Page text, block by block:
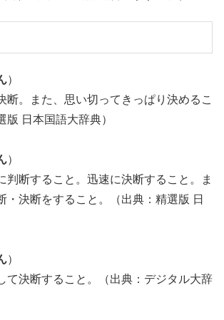
）
断。また、思い切ってきっぱり決めるこ
版 日本国語大辞典）
）
判断すること。迅速に決断すること。ま
・決断をすること。（出典：精選版 日
）
て決断すること。（出典：デジタル大辞